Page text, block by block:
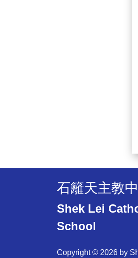
石籬天主教
Shek Lei
School
Copyright © 2026 by